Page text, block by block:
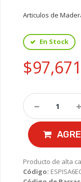
Articulos de
En Stock
Producto de alta
Código: